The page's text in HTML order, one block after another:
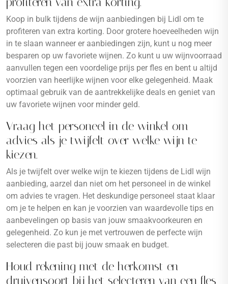
Koop in bulk tijdens de wijn aanbiedingen bij Lidl om te
profiteren van extra korting. Door grotere hoeveelheden wijn
in te slaan wanneer er aanbiedingen zijn, kunt u nog meer
besparen op uw favoriete wijnen. Zo kunt u uw wijnvoorraad
aanvullen tegen een voordelige prijs per fles en bent u altijd
voorzien van heerlijke wijnen voor elke gelegenheid. Maak
optimaal gebruik van de aantrekkelijke deals en geniet van
uw favoriete wijnen voor minder geld.
Vraag het personeel in de winkel om
advies als je twijfelt over welke wijn te
kiezen.
Als je twijfelt over welke wijn te kiezen tijdens de Lidl wijn
aanbieding, aarzel dan niet om het personeel in de winkel
om advies te vragen. Het deskundige personeel staat klaar
om je te helpen en kan je voorzien van waardevolle tips en
aanbevelingen op basis van jouw smaakvoorkeuren en
gelegenheid. Zo kun je met vertrouwen de perfecte wijn
selecteren die past bij jouw smaak en budget.
Houd rekening met de herkomst en
druivensoort bij het selecteren van een fles